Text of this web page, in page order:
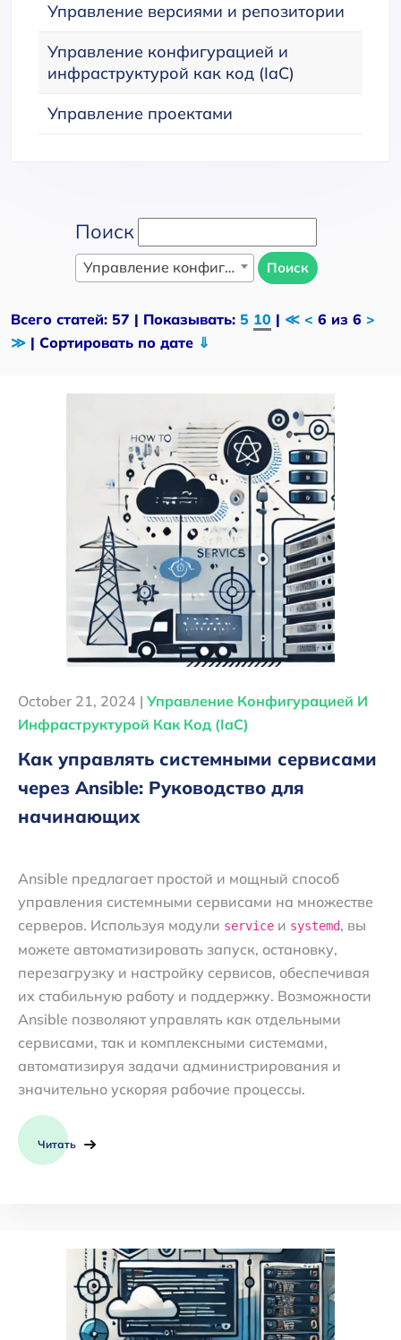
Управление версиями и репозитории
Управление конфигурацией и
инфраструктурой как код (IaC)
Управление проектами
Поиск
Управление конфигурацией и инфраструктурой как код (IaC) Поиск
Всего статей: 57 | Показывать: 5 10 | ≪ < 6 из 6 >
≫ | Сортировать по дате ⇓
October 21, 2024 | Управление Конфигурацией И
Инфраструктурой Как Код (IaC)
Как управлять системными сервисами
через Ansible: Руководство для
начинающих
Ansible предлагает простой и мощный способ
управления системными сервисами на множестве
серверов. Используя модули service и systemd, вы
можете автоматизировать запуск, остановку,
перезагрузку и настройку сервисов, обеспечивая
их стабильную работу и поддержку. Возможности
Ansible позволяют управлять как отдельными
сервисами, так и комплексными системами,
автоматизируя задачи администрирования и
значительно ускоряя рабочие процессы.
Читать